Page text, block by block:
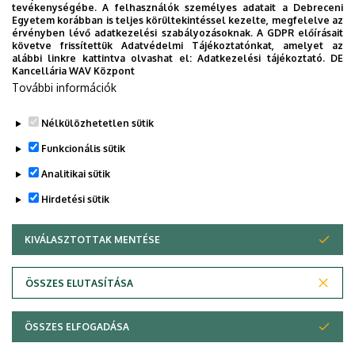
költségvetési szerv jogállása megszűnt és a Gróf Tisza
István Debreceni Egyetemért Alapítvány által fenntartott,
jogi személyiséggel rendelkező, közhasznú, nem állami
egyetemként működik tovább.
Legutóbb frissítve: 2026. 03. 16. 11:44
© 2026 Unideb
tevékenységébe. A felhasználók személyes adatait a Debreceni
Egyetem korábban is teljes körültekintéssel kezelte, megfelelve az
érvényben lévő adatkezelési szabályozásoknak. A GDPR előírásait
követve frissítettük Adatvédelmi Tájékoztatónkat, amelyet az
alábbi linkre kattintva olvashat el:Adatkezelési tájékoztató. DE
Kancellária WAV Központ
További információk
Nélkülözhetetlen sütik
Funkcionális sütik
Analitikai sütik
Hirdetési sütik
KIVÁLASZTOTTAK MENTÉSE
ÖSSZES ELUTASÍTÁSA
WITHDRAW CONSENT
ÖSSZES ELFOGADÁSA